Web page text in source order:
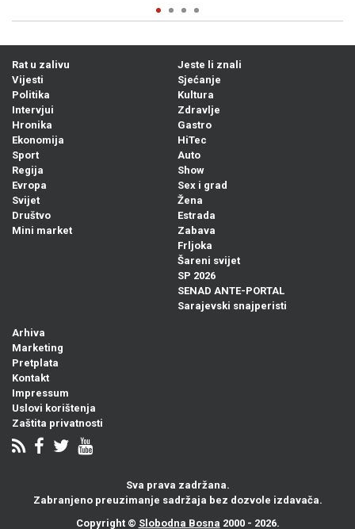
Rat u zalivu
Vijesti
Politika
Intervjui
Hronika
Ekonomija
Sport
Regija
Evropa
Svijet
Društvo
Mini market
Jeste li znali
Sjećanje
Kultura
Zdravlje
Gastro
HiTec
Auto
Show
Sex i grad
Žena
Estrada
Zabava
Frljoka
Šareni svijet
SP 2026
SENAD ANTE-PORTAL
Sarajevski snajperisti
Arhiva
Marketing
Pretplata
Kontakt
Impressum
Uslovi korištenja
Zaštita privatnosti
Sva prava zadržana.
Zabranjeno preuzimanje sadržaja bez dozvole izdavača.
Copyright © Slobodna Bosna 2000 - 2026.